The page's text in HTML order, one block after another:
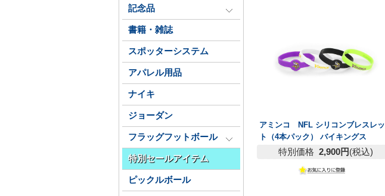
記念品
書籍・雑誌
スポッターシステム
アパレル用品
ナイキ
ジョーダン
フラッグフットボール
特別セールアイテム
ピックルボール
アミンコ NFL シリコンブレスレッ
ト（4本パック） バイキングス
特別価格 2,900円(税込)